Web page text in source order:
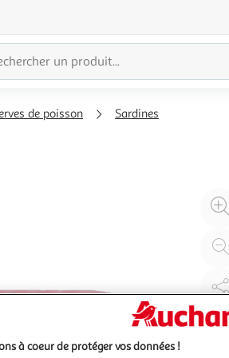
de poisson Sardines
à coeur de protéger vos données !